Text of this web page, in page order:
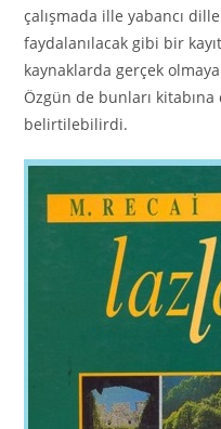
çalışmada ille yabancı
faydalanılacak gibi bir
kaynaklarda gerçek
Özgün de bunları kitabına
belirtilebilirdi.